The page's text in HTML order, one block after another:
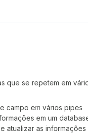
que se repetem em
campo em vários pipes
em um
atualizar as informações